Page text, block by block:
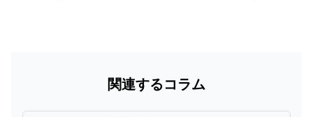
関連するコラム